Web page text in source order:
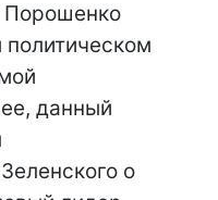
Порошенко
политическом
данный
о